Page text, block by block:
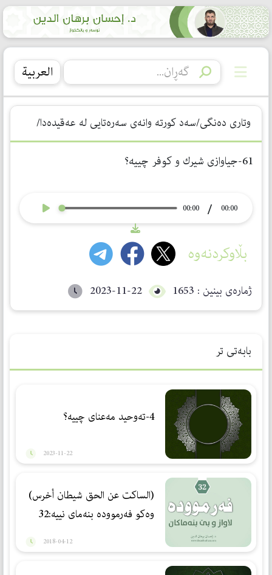
العربیة
وتاری دەنگی/سەد كورتە وانەی سەرەتایی لە عەقیدەدا/
61-جیاوازی شیرك و كوفر چییە؟
00:00
/
00:00
بڵاوکردنەوە
ژمارەی بینین : 1653 2023-11-22
بابەتی تر
4-تەوحید مەعنای چییە؟
2023-11-22
(الساكت عن الحق شيطان أخرس)
وه‌كو فه‌رمووده‌ بنه‌ماى نييه‌:32
2018-04-12